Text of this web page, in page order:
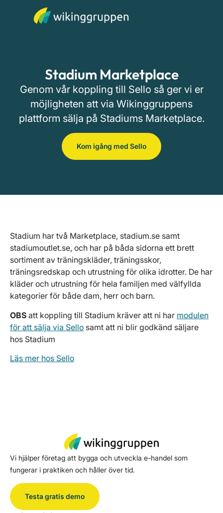
Stadium Marketplace
Genom vår koppling till Sello så ger vi er
möjligheten att via Wikinggruppens
plattform sälja på Stadiums Marketplace.
Kom igång med Sello
Stadium har två Marketplace, stadium.se samt
stadiumoutlet.se, och har på båda sidorna ett brett
sortiment av träningskläder, träningsskor,
träningsredskap och utrustning för olika idrotter. De har
kläder och utrustning för hela familjen med välfyllda
kategorier för både dam, herr och barn.
OBS att koppling till Stadium kräver att ni har modulen
för att sälja via Sello samt att ni blir godkänd säljare
hos Stadium
Läs mer hos Sello
Vi hjälper företag att bygga och utveckla e-handel som
fungerar i praktiken och håller över tid.
Testa gratis demo